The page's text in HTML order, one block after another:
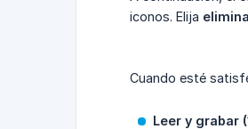
iconos. Elija
Cuando esté
Leer y grabar